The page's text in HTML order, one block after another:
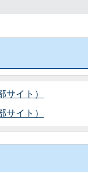
イト）
イト）